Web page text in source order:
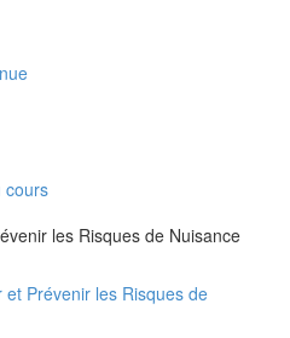
cours
les Risques de Nuisance
Prévenir les Risques de